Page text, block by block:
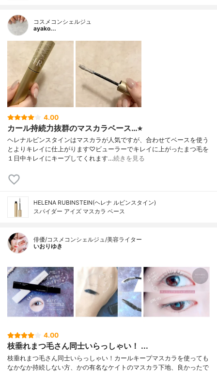
コスメコンシェルジュ
ayako...
4.00
カール持続力抜群のマスカラベース…⭐︎
ヘレナルビンスタインはマスカラが人気ですが、合わせてベースを使う
とよりキレイに仕上がります♡ビューラーでキレイに上がったまつ毛を
１日中キレイにキープしてくれます…続きを見る
HELENA RUBINSTEIN(ヘレナ ルビンスタイン)
スパイダー アイズ マスカラ ベース
俳優/コスメコンシェルジュ/美容ライター
いおりゆき
4.00
枝垂れまつ毛さん同士いらっしゃい！ ...
枝垂れまつ毛さん同士いらっしゃい！カールキープマスカラを使っても
なかなか持続しない方、かの有名なケイトのマスカラ下地、良かったで